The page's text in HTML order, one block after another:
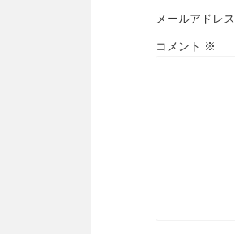
メールアドレ
コメント ※